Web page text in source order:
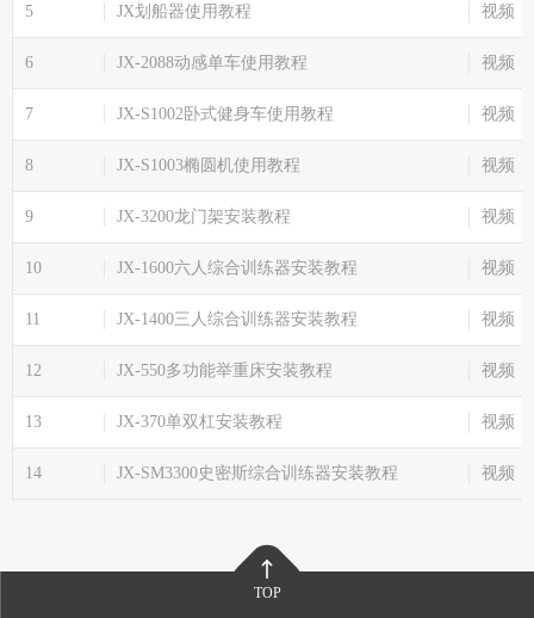
5 JX划船器使用教程 视频
6 JX-2088动感单车使用教程 视频
7 JX-S1002卧式健身车使用教程 视频
8 JX-S1003椭圆机使用教程 视频
9 JX-3200龙门架安装教程 视频
10 JX-1600六人综合训练器安装教程 视频
11 JX-1400三人综合训练器安装教程 视频
12 JX-550多功能举重床安装教程 视频
13 JX-370单双杠安装教程 视频
14 JX-SM3300史密斯综合训练器安装教程 视频
TOP